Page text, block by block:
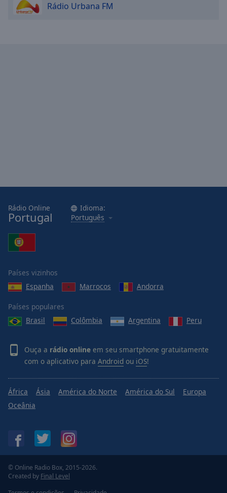
Rádio Urbana FM
Rádio Online
Portugal
Idioma:
Português
Países vizinhos
Espanha
Marrocos Andorra
Países populares
Brasil
Colômbia Argentina Peru
Ouça a rádio online em seu smartphone gratuitamente
com o aplicativo para Android ou iOS!
África Ásia América do Norte América do Sul
Europa
Oceânia
© Online Radio Box, 2015-2026.
Created by Final Level